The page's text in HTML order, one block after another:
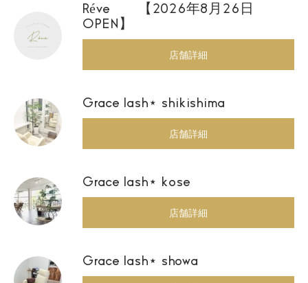
Réve 【2026年8月26日
OPEN】
店舗詳細
Grace lash⋆ shikishima
店舗詳細
Grace lash⋆ kose
店舗詳細
Grace lash⋆ showa